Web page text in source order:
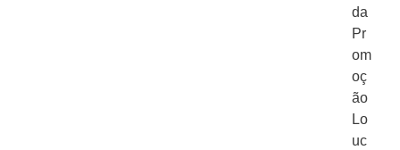
da
Pr
om
oç
ão
Lo
uc